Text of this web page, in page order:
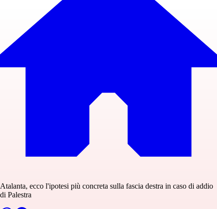
Atalanta, ecco l'ipotesi più concreta sulla fascia destra in caso di addio
di Palestra